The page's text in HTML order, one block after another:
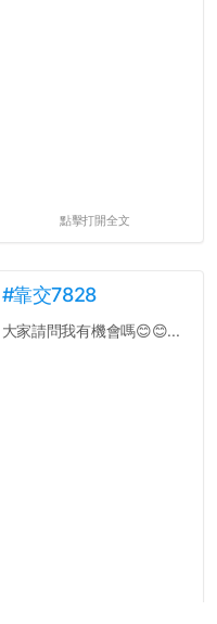
點擊打開全文
#靠交7828
大家請問我有機會嗎😊😊...